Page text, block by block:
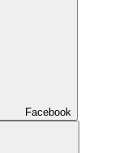
Facebook